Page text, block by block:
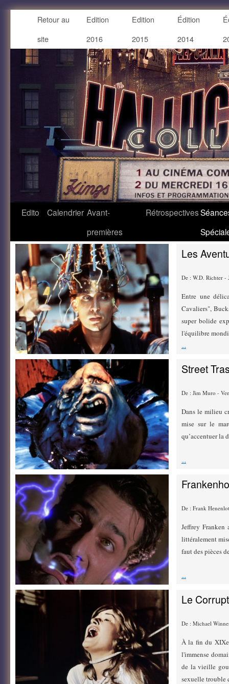
Retour au
site
Edition
2016
Edition
2015
Édition
2014
Edito Calendrier Avant-
premières
Rétrospectives
Les
De : W.D. Richter
Entre une
Cavaliers",
super bolide
l'équilibre
...
Street
De : Jim Muro -
Dans le milieu
mise sur le
qu’accentuer la
...
De : Frank
Jeffrey
littéralement
faut des pièces
...
Le
De : Michael
À la fin du XIXe
l'immense
de la vieille
sexuelle trouble